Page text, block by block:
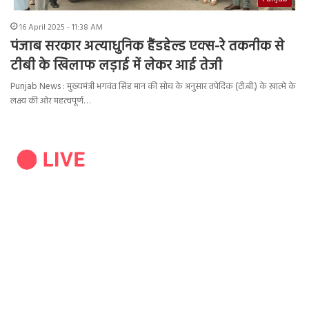
16 April 2025 - 11:38 AM
पंजाब सरकार अत्याधुनिक हैंडहेल्ड एक्स-रे तकनीक से
टीबी के खिलाफ लड़ाई में लेकर आई तेजी
Punjab News : मुख्यमंत्री भगवंत सिंह मान की सोच के अनुसार तपेदिक (टी.बी.) के ख़ात्मे के
लक्ष्य की ओर महत्वपूर्ण…